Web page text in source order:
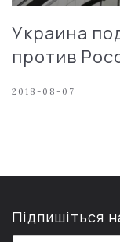
Украина
против
2018-08-07
Підпишіться